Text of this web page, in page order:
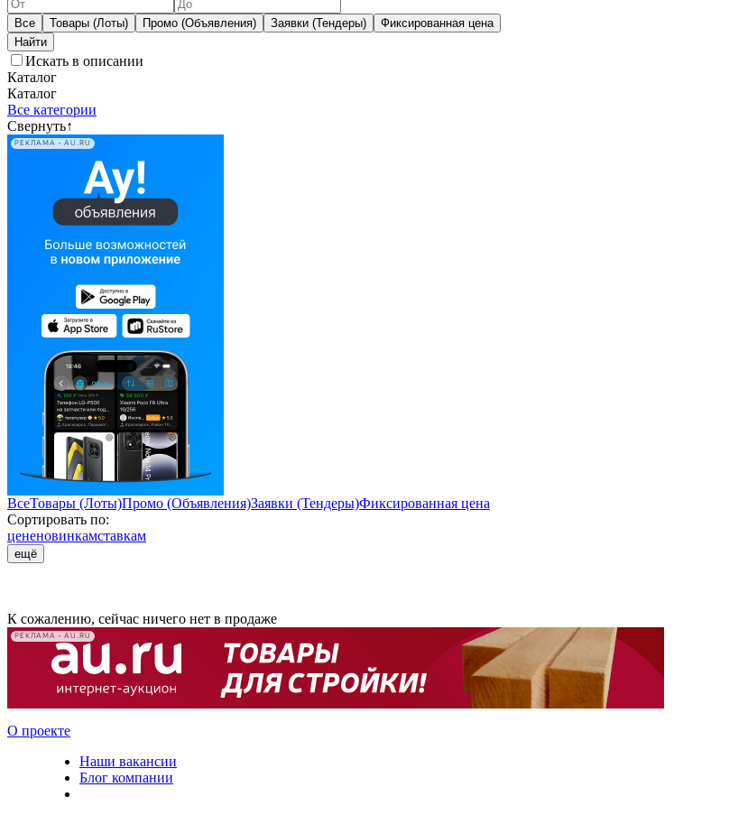
Все Товары (Лоты) Промо (Объявления) Заявки (Тендеры) Фиксированная цена
Искать в описании
Каталог
Каталог
Все категории
Свернуть↑
РЕКЛАМА • AU.RU
ВсеТовары (Лоты)Промо (Объявления)Заявки (Тендеры)Фиксированная цена
Сортировать по:
цененовинкамставкам
ещё
К сожалению, сейчас ничего нет в продаже
РЕКЛАМА • AU.RU
О проекте
Наши вакансии
Блог компании